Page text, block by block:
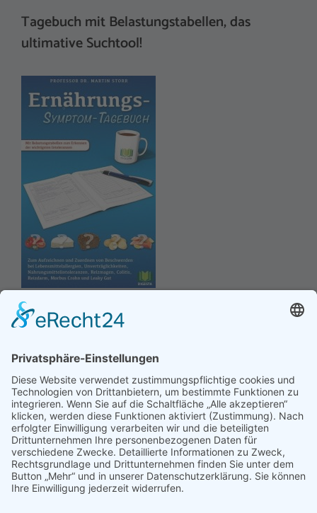
Tagebuch mit Belastungstabellen, das
ultimative Suchtool!
Hinweis an unsere Leser: Wir erstellen für Sie
Informationsseiten. Die Informationen enthalten Affiliate
links zu Amazon, in diesem Zusammenhang erhalten wir
von Partnern eine Provision, sofern ein Kauf zustande
kommt. Für Sie ändert sich dadurch nichts.